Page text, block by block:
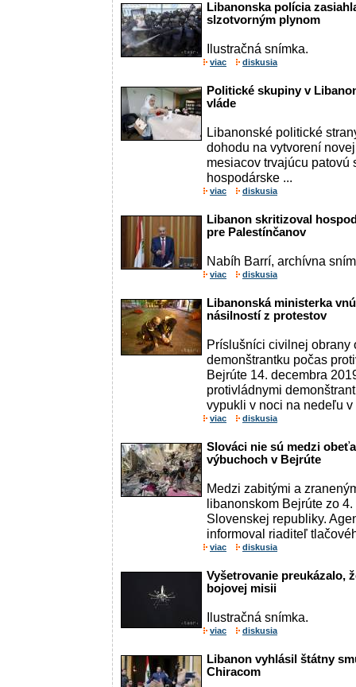
Libanonska polícia
slzotvorným plynom
Ilustračná snímka.
viac diskusia
Politické skupiny v
vláde
Libanonské politické
dohodu na vytvorení
mesiacov trvajúcu patovú
hospodárske ...
viac diskusia
Libanon skritizoval
pre Palestínčanov
Nabíh Barrí, archívna
viac diskusia
Libanonská ministerka
násilností z protestov
Príslušníci civilnej obrany
demonštrantku počas
Bejrúte 14. decembra
protivládnymi
vypukli v noci na nedeľu v
viac diskusia
Slováci nie sú medzi
výbuchoch v Bejrúte
Medzi zabitými a
libanonskom Bejrúte zo
Slovenskej republiky.
informoval riaditeľ
viac diskusia
Vyšetrovanie preukázalo,
bojovej misii
Ilustračná snímka.
viac diskusia
Libanon vyhlásil štátny
Chiracom